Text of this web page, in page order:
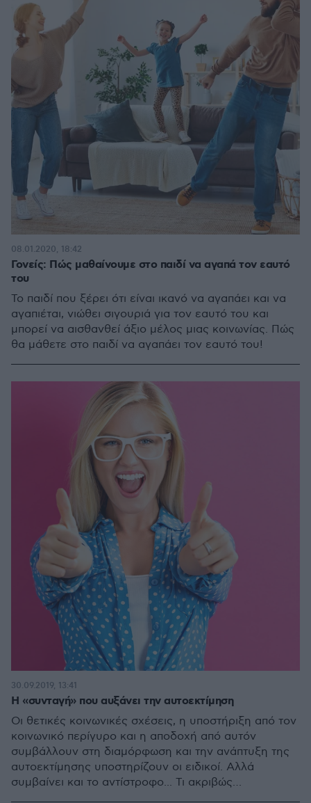
Γονείς: Πώς μαθαίνουμε στο παιδί να αγαπά τον εαυτό
του
Το παιδί που ξέρει ότι είναι ικανό να αγαπάει και να
αγαπιέται, νιώθει σιγουριά για τον εαυτό του και
μπορεί να αισθανθεί άξιο μέλος μιας κοινωνίας. Πώς
θα μάθετε στο παιδί να αγαπάει τον εαυτό του!
08.01.2020, 18:42
Η «συνταγή» που αυξάνει την αυτοεκτίμηση
Οι θετικές κοινωνικές σχέσεις, η υποστήριξη από τον
κοινωνικό περίγυρο και η αποδοχή από αυτόν
συμβάλλουν στη διαμόρφωση και την ανάπτυξη της
αυτοεκτίμησης υποστηρίζουν οι ειδικοί. Αλλά
συμβαίνει και το αντίστροφο... Τι ακριβώς
30.09.2019, 13:41